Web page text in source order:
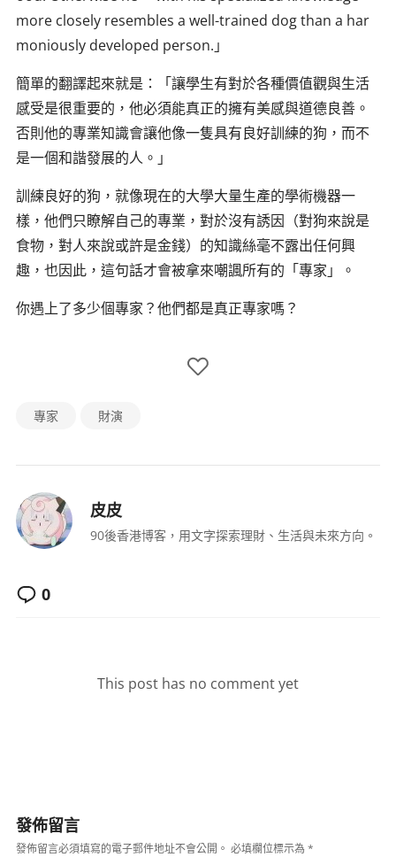
more closely resembles a well-trained dog than a har
moniously developed person.」
簡單的翻譯起來就是：「讓學生有對於各種價值觀與生活
感受是很重要的，他必須能真正的擁有美感與道德良善。
否則他的專業知識會讓他像一隻具有良好訓練的狗，而不
是一個和諧發展的人。」
訓練良好的狗，就像現在的大學大量生產的學術機器一
樣，他們只瞭解自己的專業，對於沒有誘因（對狗來說是
食物，對人來說或許是金錢）的知識絲毫不露出任何興
趣，也因此，這句話才會被拿來嘲諷所有的「專家」。
你遇上了多少個專家？他們都是真正專家嗎？
專家 財演
皮皮
90後香港博客，用文字探索理財、生活與未來方向。
0
This post has no comment yet
發佈留言
發佈留言必須填寫的電子郵件地址不會公開。 必填欄位標示為*